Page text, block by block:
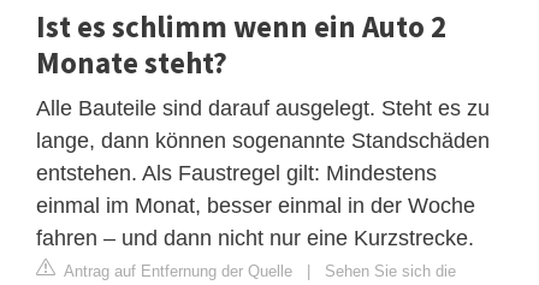
Ist es schlimm wenn ein Auto 2
Monate steht?
Alle Bauteile sind darauf ausgelegt. Steht es zu
lange, dann können sogenannte Standschäden
entstehen. Als Faustregel gilt: Mindestens
einmal im Monat, besser einmal in der Woche
fahren – und dann nicht nur eine Kurzstrecke.
Antrag auf Entfernung der Quelle
Sehen Sie sich die